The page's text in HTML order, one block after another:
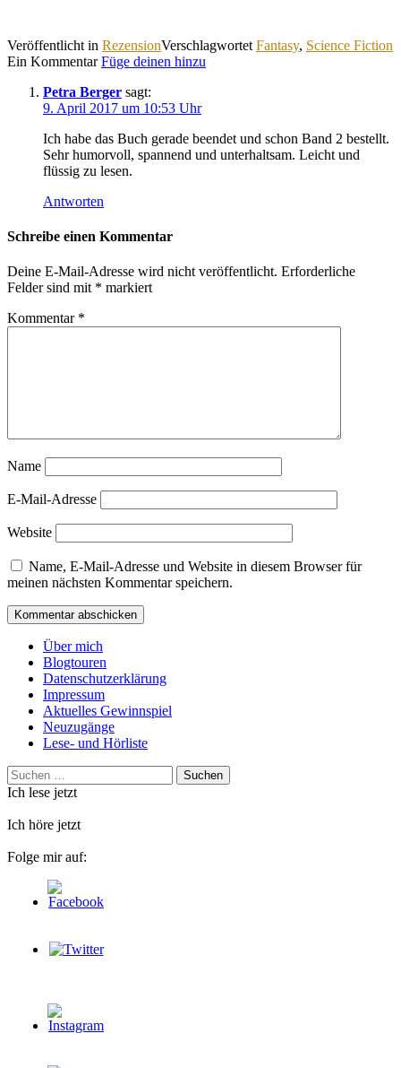
Veröffentlicht in RezensionVerschlagwortet Fantasy, Science Fiction
Ein KommentarFüge deinen hinzu
Petra Berger sagt:
9. April 2017 um 10:53 Uhr
Ich habe das Buch gerade beendet und schon Band 2 bestellt.
Sehr humorvoll, spannend und unterhaltsam. Leicht und
flüssig zu lesen.
Antworten
Schreibe einen Kommentar
Deine E-Mail-Adresse wird nicht veröffentlicht. Erforderliche
Felder sind mit * markiert
Kommentar *
Name
E-Mail-Adresse
Website
Name, E-Mail-Adresse und Website in diesem Browser für
meinen nächsten Kommentar speichern.
Über mich
Blogtouren
Datenschutzerklärung
Impressum
Aktuelles Gewinnspiel
Neuzugänge
Lese- und Hörliste
Suchen
nach:
Ich lese jetzt
Ich höre jetzt
Folge mir auf: